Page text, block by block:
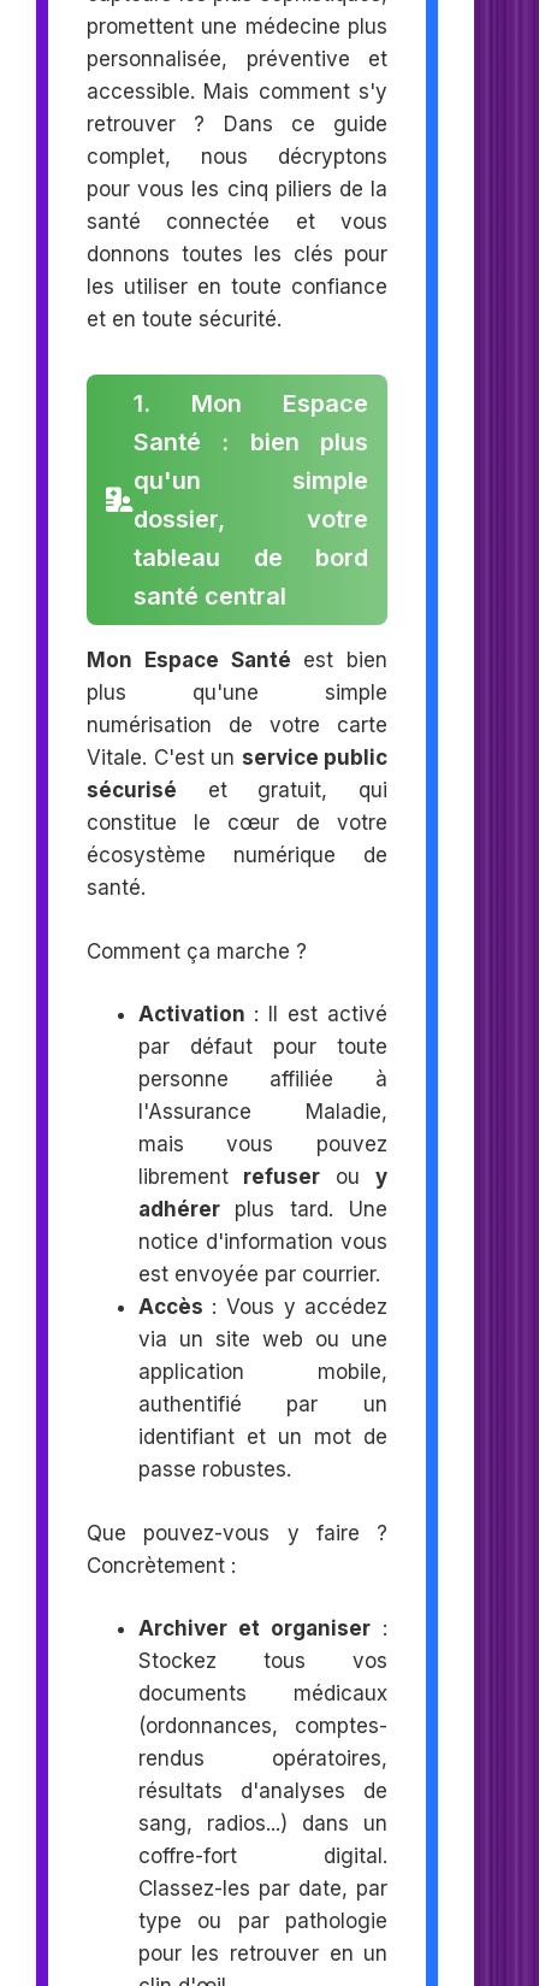
promettent une médecine plus
personnalisée, préventive et
accessible. Mais comment s'y
retrouver ? Dans ce guide
complet, nous décryptons
pour vous les cinq piliers de la
santé connectée et vous
donnons toutes les clés pour
les utiliser en toute confiance
et en toute sécurité.
1. Mon Espace
Santé : bien plus
qu'un simple
dossier, votre
tableau de bord
santé central
Mon Espace Santé est bien
plus qu'une simple
numérisation de votre carte
Vitale. C'est un service public
sécurisé et gratuit, qui
constitue le cœur de votre
écosystème numérique de
santé.
Comment ça marche ?
Activation : Il est activé
par défaut pour toute
personne affiliée à
l'Assurance Maladie,
mais vous pouvez
librement refuser ouy
adhérerplus tard. Une
notice d'information vous
est envoyée par courrier.
Accès : Vous y accédez
via un site web ou une
application mobile,
authentifié par un
identifiant et un mot de
passe robustes.
Que pouvez-vous y faire ?
Concrètement :
Archiver et organiser :
Stockez tous vos
documents médicaux
(ordonnances, comptes-
rendus opératoires,
résultats d'analyses de
sang, radios...) dans un
coffre-fort digital.
Classez-les par date, par
type ou par pathologie
pour les retrouver en un